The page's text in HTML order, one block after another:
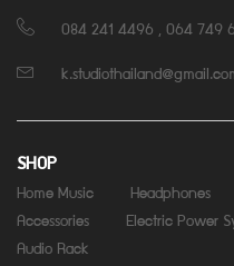
084 241 4496 , 064 749
SHOP
Home Music Headphones
Accessories
Electric Power
Audio Rack